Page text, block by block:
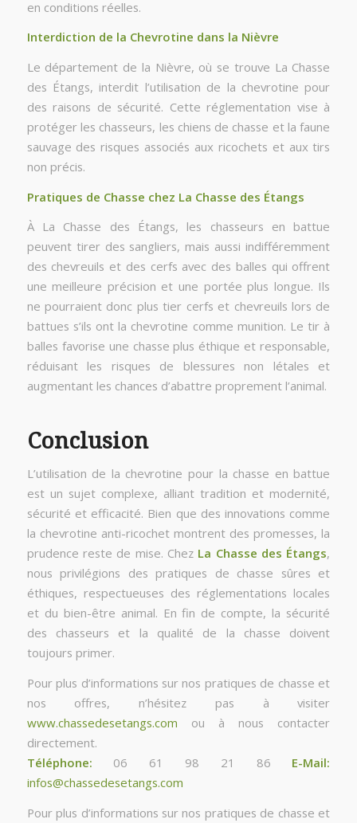
en conditions réelles.
Interdiction de la Chevrotine dans la Nièvre
Le département de la Nièvre, où se trouve La Chasse
des Étangs, interdit l’utilisation de la chevrotine pour
des raisons de sécurité. Cette réglementation vise à
protéger les chasseurs, les chiens de chasse et la faune
sauvage des risques associés aux ricochets et aux tirs
non précis.
Pratiques de Chasse chez La Chasse des Étangs
À La Chasse des Étangs, les chasseurs en battue
peuvent tirer des sangliers, mais aussi indifféremment
des chevreuils et des cerfs avec des balles qui offrent
une meilleure précision et une portée plus longue. Ils
ne pourraient donc plus tier cerfs et chevreuils lors de
battues s’ils ont la chevrotine comme munition. Le tir à
balles favorise une chasse plus éthique et responsable,
réduisant les risques de blessures non létales et
augmentant les chances d’abattre proprement l’animal.
Conclusion
L’utilisation de la chevrotine pour la chasse en battue
est un sujet complexe, alliant tradition et modernité,
sécurité et efficacité. Bien que des innovations comme
la chevrotine anti-ricochet montrent des promesses, la
prudence reste de mise. Chez La Chasse des Étangs,
nous privilégions des pratiques de chasse sûres et
éthiques, respectueuses des réglementations locales
et du bien-être animal. En fin de compte, la sécurité
des chasseurs et la qualité de la chasse doivent
toujours primer.
Pour plus d’informations sur nos pratiques de chasse et
nos offres, n’hésitez pas à visiter
www.chassedesetangs.com ou à nous contacter
directement.
Téléphone: 06 61 98 21 86 E-Mail:
infos@chassedesetangs.com
Pour plus d’informations sur nos pratiques de chasse et